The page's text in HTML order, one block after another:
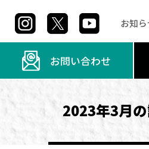
お知
お問い合わせ
2023年3月